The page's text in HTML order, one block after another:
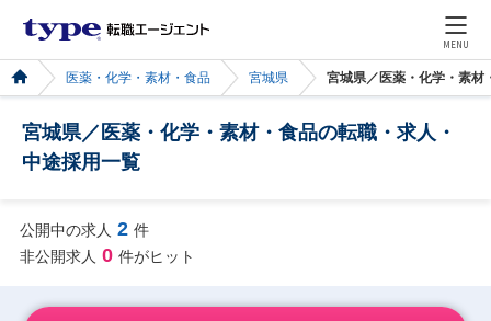
MENU
医薬・化学・素材・食品 宮城県 宮城県／医薬・化学・素材
宮城県／医薬・化学・素材・食品の転職・求人・
中途採用一覧
公開中の求人 2 件
非公開求人 0 件がヒット